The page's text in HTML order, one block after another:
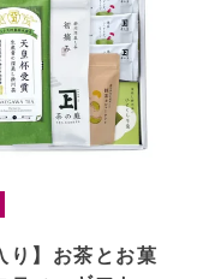
り】お茶とお菓